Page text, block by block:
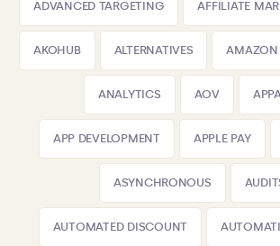
ADVANCED TARGETING AFFILIATE
AKOHUB ALTERNATIVES AMAZON
ANALYTICS AOV
APP DEVELOPMENT APPLE PAY
ASYNCHRONOUS
AUTOMATED DISCOUNT